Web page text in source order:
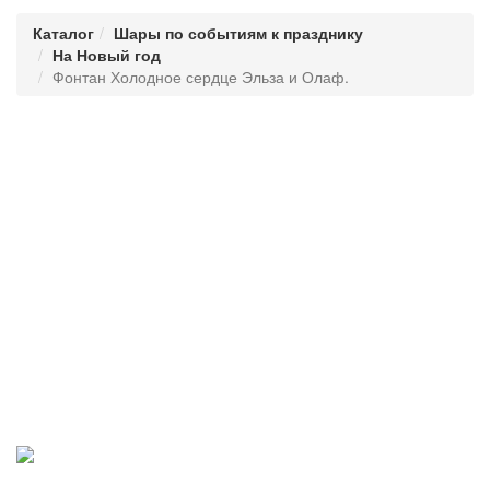
Каталог
Шары по событиям к празднику
На Новый год
Фонтан Холодное сердце Эльза и Олаф.